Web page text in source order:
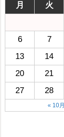
月
火
6
7
13
14
20
21
27
28
« 10月